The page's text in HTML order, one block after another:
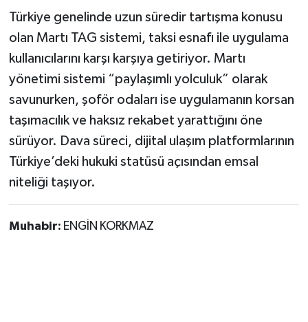
Türkiye genelinde uzun süredir tartışma konusu
olan Martı TAG sistemi, taksi esnafı ile uygulama
kullanıcılarını karşı karşıya getiriyor. Martı
yönetimi sistemi “paylaşımlı yolculuk” olarak
savunurken, şoför odaları ise uygulamanın korsan
taşımacılık ve haksız rekabet yarattığını öne
sürüyor. Dava süreci, dijital ulaşım platformlarının
Türkiye’deki hukuki statüsü açısından emsal
niteliği taşıyor.
Muhabir: ENGİN KORKMAZ